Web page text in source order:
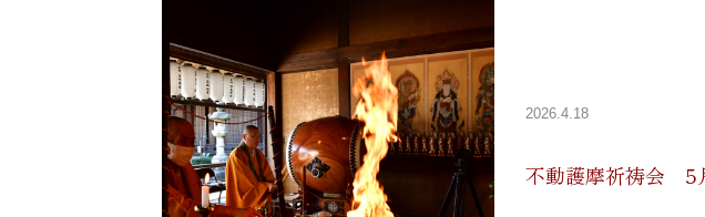
2026.4.18
不動護摩祈祷会